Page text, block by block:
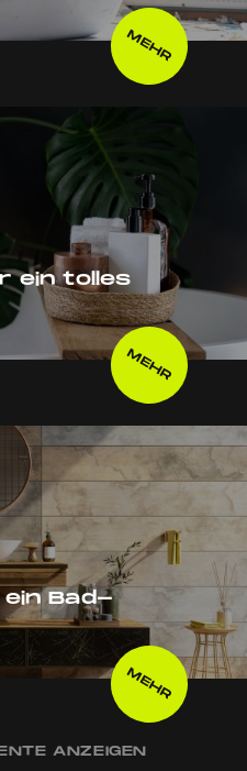
MEHR
ein tolles
MEHR
ein Bad-
MEHR
ANZEIGEN